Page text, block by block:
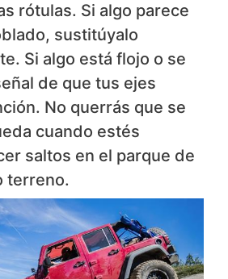
rótulas. Si algo parece
sustitúyalo
Si algo está flojo o se
de que tus ejes
No querrás que se
cuando estés
saltos en el parque de
terreno.